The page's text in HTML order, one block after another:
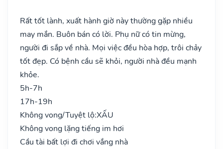
Rất tốt lành, xuất hành giờ này thường gặp nhiều
may mắn. Buôn bán có lời. Phụ nữ có tin mừng,
người đi sắp về nhà. Mọi việc đều hòa hợp, trôi chảy
tốt đẹp. Có bệnh cầu sẽ khỏi, người nhà đều mạnh
khỏe.
5h-7h
17h-19h
Không vong/Tuyệt lộ:XẤU
Không vong lặng tiếng im hơi
Cầu tài bất lợi đi chơi vắng nhà